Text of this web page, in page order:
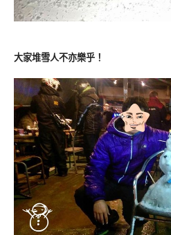
大家堆雪人不亦樂乎！